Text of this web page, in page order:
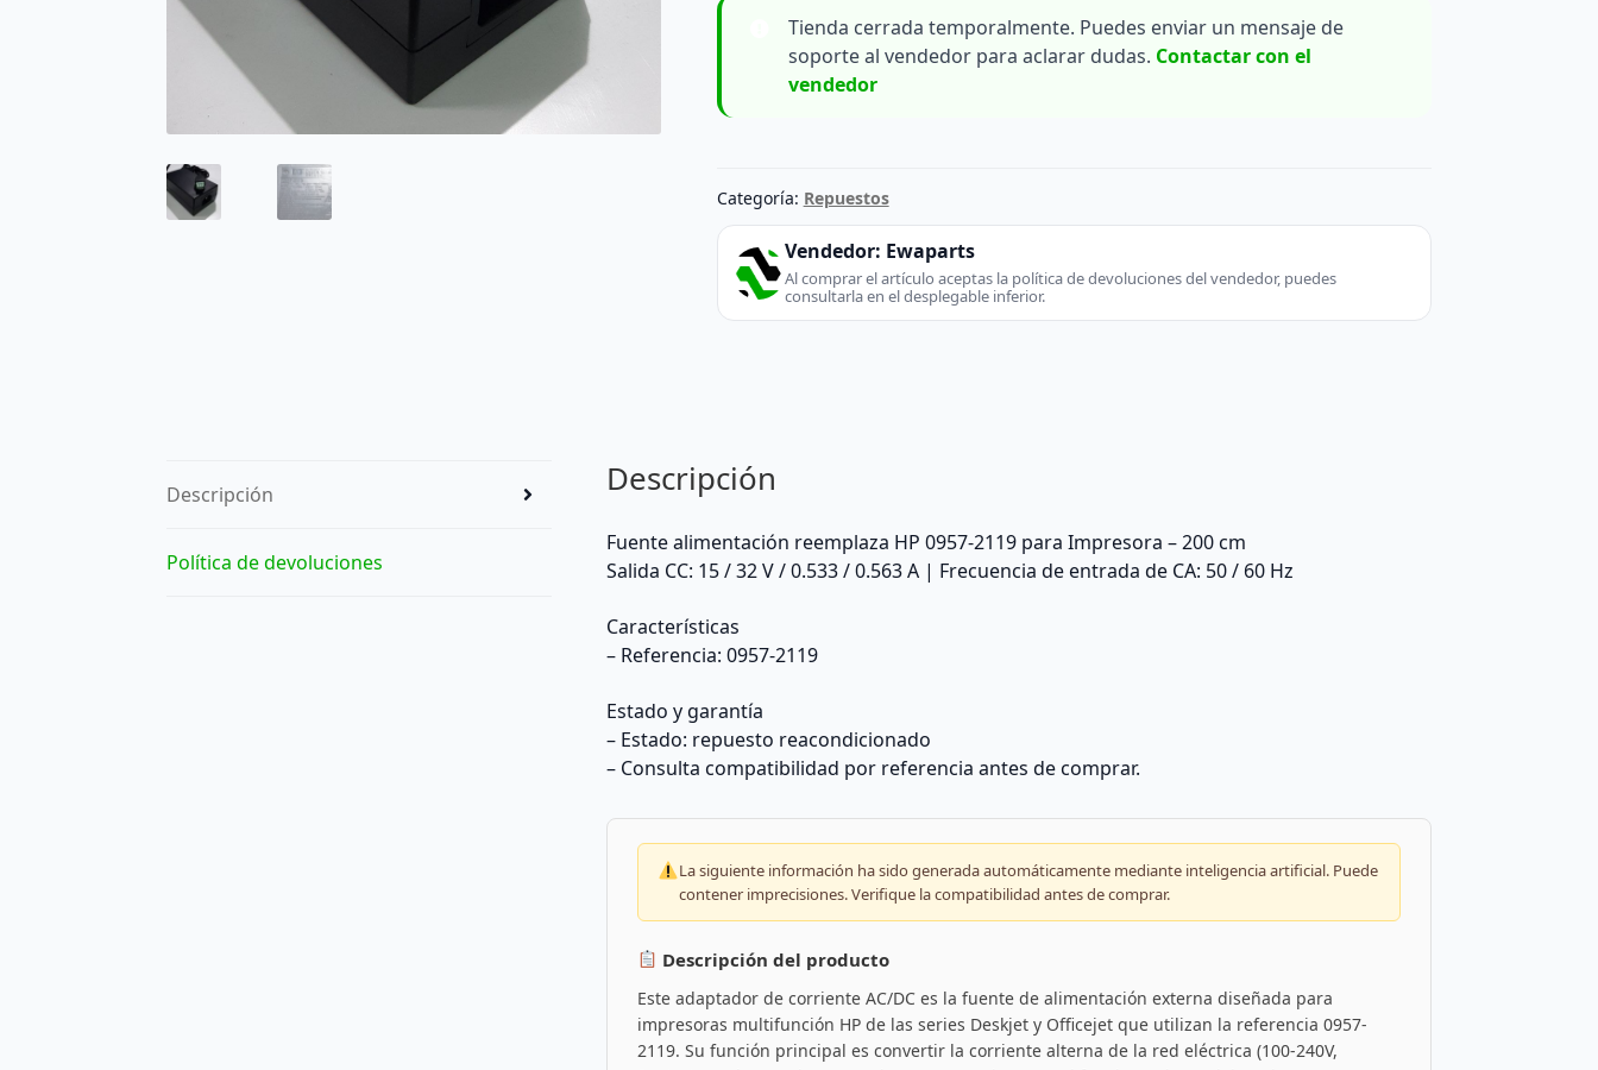
Tienda cerrada temporalmente. Puedes enviar un mensaje de
soporte al vendedor para aclarar dudas. Contactar con el
vendedor
Categoría: Repuestos
Vendedor: Ewaparts
Al comprar el artículo aceptas la política de devoluciones del vendedor, puedes
consultarla en el desplegable inferior.
Descripción
Política de devoluciones
Descripción
Fuente alimentación reemplaza HP 0957-2119 para Impresora – 200 cm
Salida CC: 15 / 32 V / 0.533 / 0.563 A | Frecuencia de entrada de CA: 50 / 60 Hz
Características
– Referencia: 0957-2119
Estado y garantía
– Estado: repuesto reacondicionado
– Consulta compatibilidad por referencia antes de comprar.
La siguiente información ha sido generada automáticamente mediante inteligencia artificial. Puede
contener imprecisiones. Verifique la compatibilidad antes de comprar.
Descripción del producto
Este adaptador de corriente AC/DC es la fuente de alimentación externa diseñada para
impresoras multifunción HP de las series Deskjet y Officejet que utilizan la referencia 0957-
2119. Su función principal es convertir la corriente alterna de la red eléctrica (100-240V,